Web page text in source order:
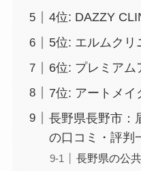
4位: DAZZY
5位: エルムクリ
6位: プレミアム
7位: アートメイ
長野県長野市：
の口コミ・評判
長野県の公